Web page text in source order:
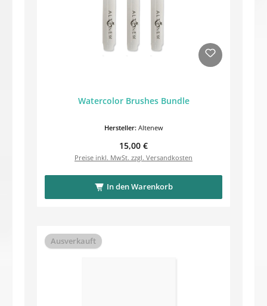
Watercolor Brushes Bundle
Hersteller: Altenew
Regulärer Preis:
15,00 €
Preise inkl. MwSt. zzgl. Versandkosten
In den Warenkorb
Ausverkauft